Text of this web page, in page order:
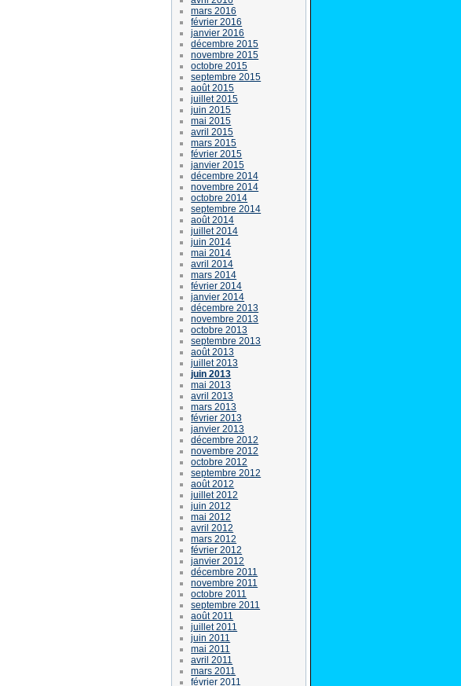
mars 2016
février 2016
janvier 2016
décembre 2015
novembre 2015
octobre 2015
septembre 2015
août 2015
juillet 2015
juin 2015
mai 2015
avril 2015
mars 2015
février 2015
janvier 2015
décembre 2014
novembre 2014
octobre 2014
septembre 2014
août 2014
juillet 2014
juin 2014
mai 2014
avril 2014
mars 2014
février 2014
janvier 2014
décembre 2013
novembre 2013
octobre 2013
septembre 2013
août 2013
juillet 2013
juin 2013
mai 2013
avril 2013
mars 2013
février 2013
janvier 2013
décembre 2012
novembre 2012
octobre 2012
septembre 2012
août 2012
juillet 2012
juin 2012
mai 2012
avril 2012
mars 2012
février 2012
janvier 2012
décembre 2011
novembre 2011
octobre 2011
septembre 2011
août 2011
juillet 2011
juin 2011
mai 2011
avril 2011
mars 2011
février 2011